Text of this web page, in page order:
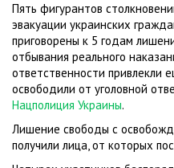
Пять фигурантов
эвакуации украинских
приговорены к 5 годам
отбывания реального
ответственности привлекли
освободили от уголовной
Нацполиция Украины.
Лишение свободы с
получили лица, от которых